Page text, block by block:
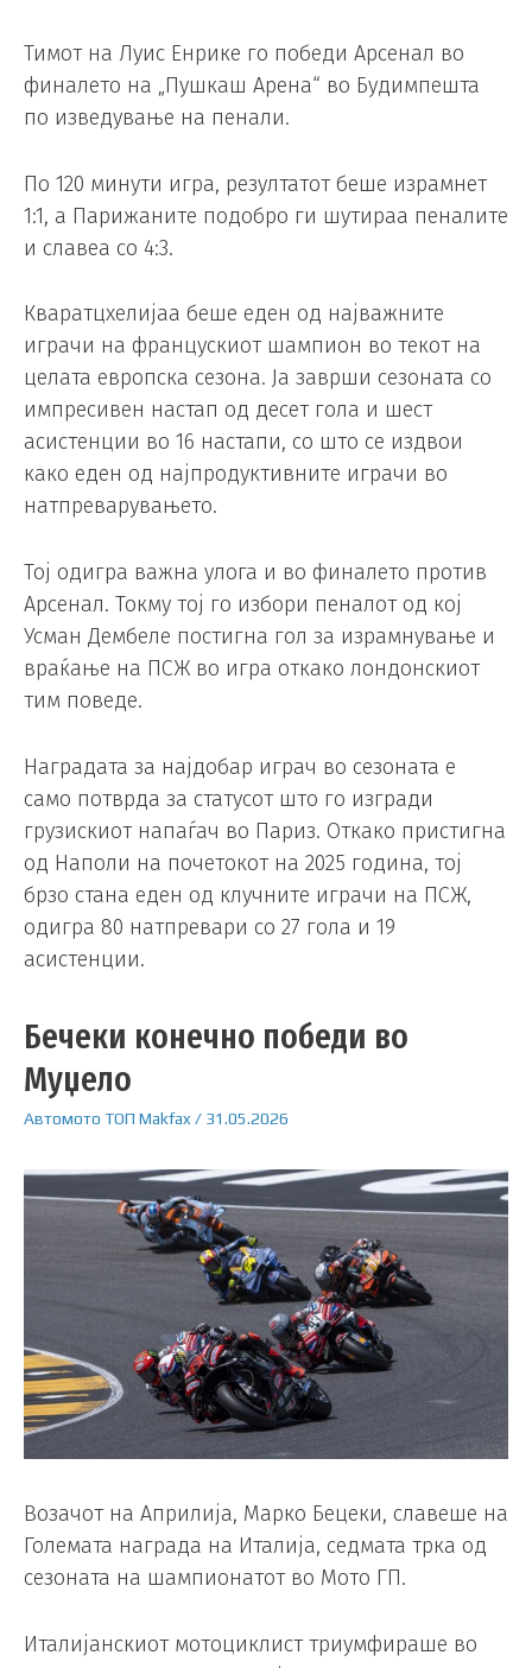
Тимот на Луис Енрике го победи Арсенал во
финалето на „Пушкаш Арена“ во Будимпешта
по изведување на пенали.
По 120 минути игра, резултатот беше израмнет
1:1, а Парижаните подобро ги шутираа пеналите
и славеа со 4:3.
Кваратцхелијаа беше еден од најважните
играчи на францускиот шампион во текот на
целата европска сезона. Ја заврши сезоната со
импресивен настап од десет гола и шест
асистенции во 16 настапи, со што се издвои
како еден од најпродуктивните играчи во
натпреварувањето.
Тој одигра важна улога и во финалето против
Арсенал. Токму тој го избори пеналот од кој
Усман Дембеле постигна гол за израмнување и
враќање на ПСЖ во игра откако лондонскиот
тим поведе.
Наградата за најдобар играч во сезоната е
само потврда за статусот што го изгради
грузискиот напаѓач во Париз. Откако пристигна
од Наполи на почетокот на 2025 година, тој
брзо стана еден од клучните играчи на ПСЖ,
одигра 80 натпревари со 27 гола и 19
асистенции.
Бечеки конечно победи во
Муџело
Автомото ТОП Makfax / 31.05.2026
Возачот на Априлија, Марко Бецеки, славеше на
Големата награда на Италија, седмата трка од
сезоната на шампионатот во Мото ГП.
Италијанскиот мотоциклист триумфираше во